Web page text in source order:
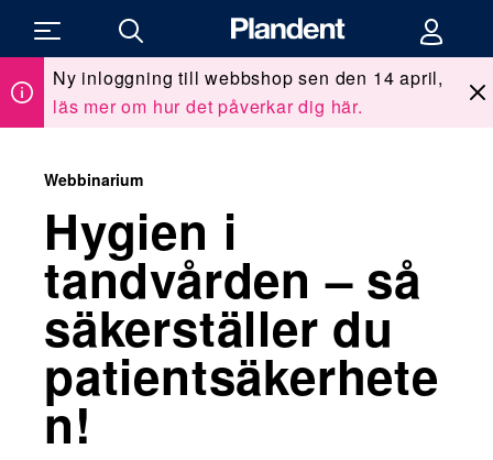
Ny inloggning till webbshop sen den 14 april,
läs mer om hur det påverkar dig här.
Du
är
här:
Kurser & event / Kurser /
Webbinarium: Hygien i tandvården
Webbinarium
Hygien i
tandvården – så
säkerställer du
patientsäkerhete
n!